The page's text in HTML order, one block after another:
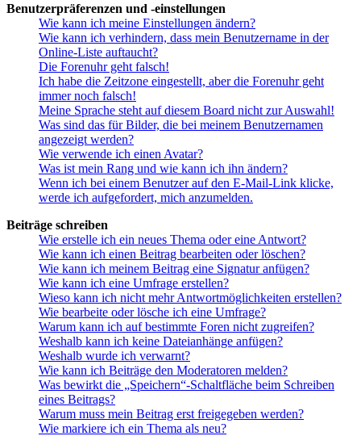
Benutzerpräferenzen und -einstellungen
Wie kann ich meine Einstellungen ändern?
Wie kann ich verhindern, dass mein Benutzername in der
Online-Liste auftaucht?
Die Forenuhr geht falsch!
Ich habe die Zeitzone eingestellt, aber die Forenuhr geht
immer noch falsch!
Meine Sprache steht auf diesem Board nicht zur Auswahl!
Was sind das für Bilder, die bei meinem Benutzernamen
angezeigt werden?
Wie verwende ich einen Avatar?
Was ist mein Rang und wie kann ich ihn ändern?
Wenn ich bei einem Benutzer auf den E-Mail-Link klicke,
werde ich aufgefordert, mich anzumelden.
Beiträge schreiben
Wie erstelle ich ein neues Thema oder eine Antwort?
Wie kann ich einen Beitrag bearbeiten oder löschen?
Wie kann ich meinem Beitrag eine Signatur anfügen?
Wie kann ich eine Umfrage erstellen?
Wieso kann ich nicht mehr Antwortmöglichkeiten erstellen?
Wie bearbeite oder lösche ich eine Umfrage?
Warum kann ich auf bestimmte Foren nicht zugreifen?
Weshalb kann ich keine Dateianhänge anfügen?
Weshalb wurde ich verwarnt?
Wie kann ich Beiträge den Moderatoren melden?
Was bewirkt die „Speichern“-Schaltfläche beim Schreiben
eines Beitrags?
Warum muss mein Beitrag erst freigegeben werden?
Wie markiere ich ein Thema als neu?